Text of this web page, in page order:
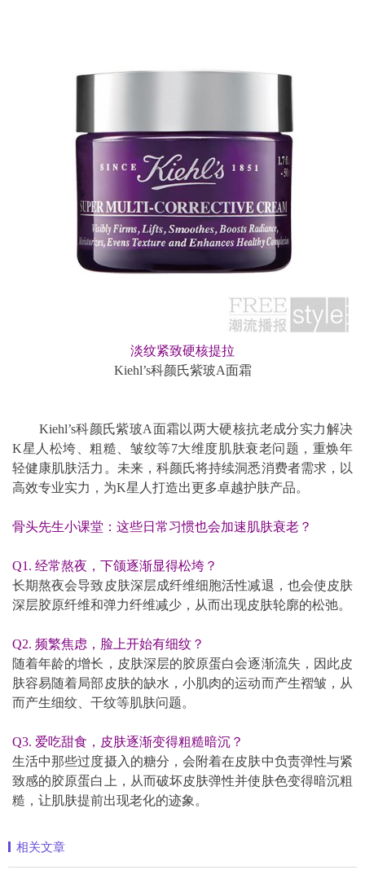
淡纹紧致硬核提拉
Kiehl’s科颜氏紫玻A面霜
Kiehl’s科颜氏紫玻A面霜以两大硬核抗老成分实力解决
K星人松垮、粗糙、皱纹等7大维度肌肤衰老问题，重焕年
轻健康肌肤活力。未来，科颜氏将持续洞悉消费者需求，以
高效专业实力，为K星人打造出更多卓越护肤产品。
骨头先生小课堂：这些日常习惯也会加速肌肤衰老？
Q1. 经常熬夜，下颌逐渐显得松垮？
长期熬夜会导致皮肤深层成纤维细胞活性减退，也会使皮肤
深层胶原纤维和弹力纤维减少，从而出现皮肤轮廓的松弛。
Q2. 频繁焦虑，脸上开始有细纹？
随着年龄的增长，皮肤深层的胶原蛋白会逐渐流失，因此皮
肤容易随着局部皮肤的缺水，小肌肉的运动而产生褶皱，从
而产生细纹、干纹等肌肤问题。
Q3. 爱吃甜食，皮肤逐渐变得粗糙暗沉？
生活中那些过度摄入的糖分，会附着在皮肤中负责弹性与紧
致感的胶原蛋白上，从而破坏皮肤弹性并使肤色变得暗沉粗
糙，让肌肤提前出现老化的迹象。
相关文章